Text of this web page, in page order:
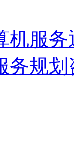
机服务
务规划